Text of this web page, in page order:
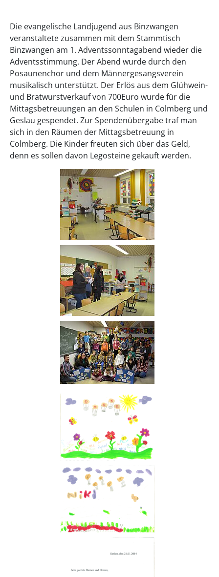
Die evangelische Landjugend aus Binzwangen
veranstaltete zusammen mit dem Stammtisch
Binzwangen am 1. Adventssonntagabend wieder die
Adventsstimmung. Der Abend wurde durch den
Posaunenchor und dem Männergesangsverein
musikalisch unterstützt. Der Erlös aus dem Glühwein-
und Bratwurstverkauf von 700Euro wurde für die
Mittagsbetreuungen an den Schulen in Colmberg und
Geslau gespendet. Zur Spendenübergabe traf man
sich in den Räumen der Mittagsbetreuung in
Colmberg. Die Kinder freuten sich über das Geld,
denn es sollen davon Legosteine gekauft werden.